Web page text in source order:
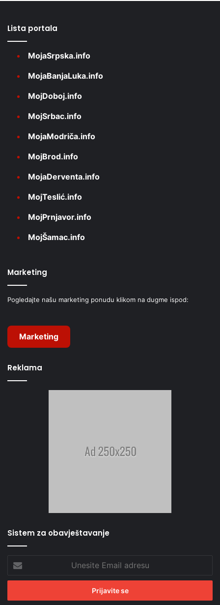
Lista portala
MojaSrpska.info
MojaBanjaLuka.info
MojDoboj.info
MojSrbac.info
MojaModriča.info
MojBrod.info
MojaDerventa.info
MojTeslić.info
MojPrnjavor.info
MojŠamac.info
Marketing
Pogledajte našu marketing ponudu klikom na dugme ispod:
Marketing
Reklama
Sistem za obavještavanje
Email
adresu